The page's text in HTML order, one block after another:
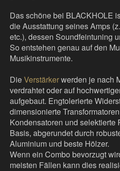
Das schöne bei BLACKHOLE
die Ausstattung seines Amps
etc.), dessen Soundfeintuning
So entstehen genau auf den
Musikinstrumente.
DieVerstärkerwerden je nach
verdrahtet oder auf
aufgebaut. Engtolerierte
dimensionierte
Kondensatoren und
Basis, abgerundet durch
Aluminium und beste Hölzer.
Wenn ein Combo bevorzugt
meisten Fällen kann dies